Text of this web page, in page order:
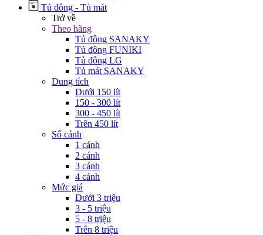
Tủ đông - Tủ mát
Trở về
Theo hãng
Tủ đông SANAKY
Tủ đông FUNIKI
Tủ đông LG
Tủ mát SANAKY
Dung tích
Dưới 150 lít
150 - 300 lít
300 - 450 lít
Trên 450 lít
Số cánh
1 cánh
2 cánh
3 cánh
4 cánh
Mức giá
Dưới 3 triệu
3 - 5 triệu
5 - 8 triệu
Trên 8 triệu